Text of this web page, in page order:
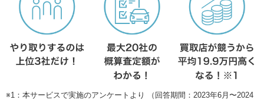
※1：本サービスで実施のアンケートより （回答期間：2023年6月〜2024